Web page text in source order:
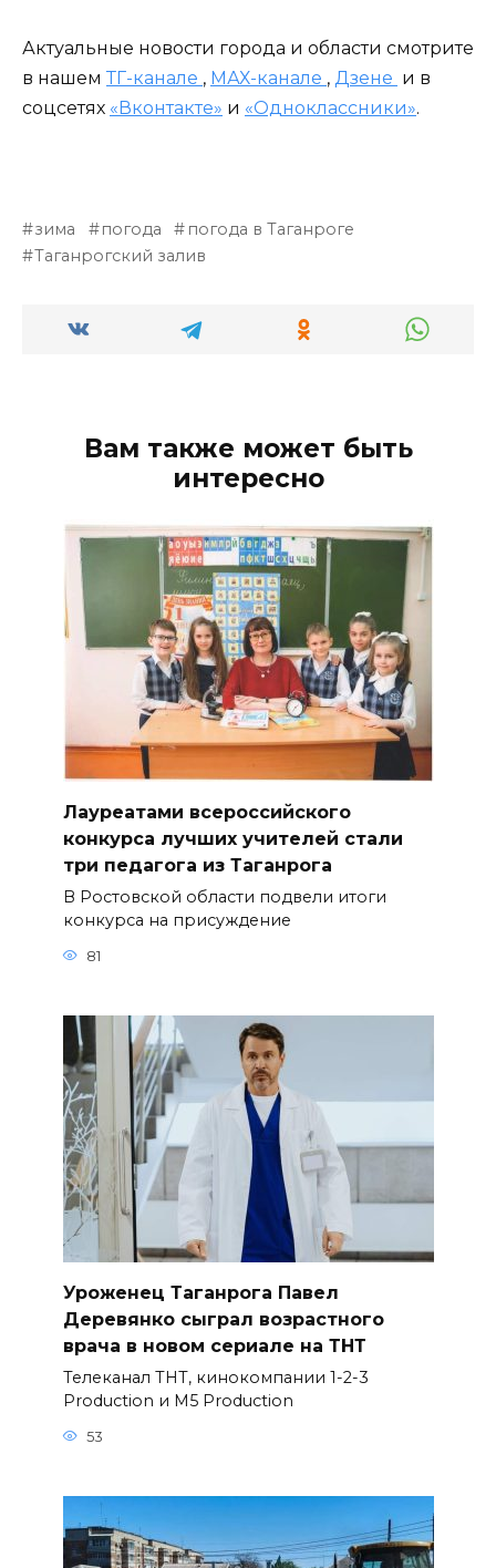
Актуальные новости города и области смотрите
в нашем ТГ-канале , МАХ-канале , Дзене и в
соцсетях «Вконтакте» и «Одноклассники».
зима погода
погода в Таганроге
Таганрогский залив
Вам также может быть
интересно
Лауреатами всероссийского
конкурса лучших учителей стали
три педагога из Таганрога
В Ростовской области подвели итоги
конкурса на присуждение
81
Уроженец Таганрога Павел
Деревянко сыграл возрастного
врача в новом сериале на ТНТ
Телеканал ТНТ, кинокомпании 1-2-3
Production и M5 Production
53